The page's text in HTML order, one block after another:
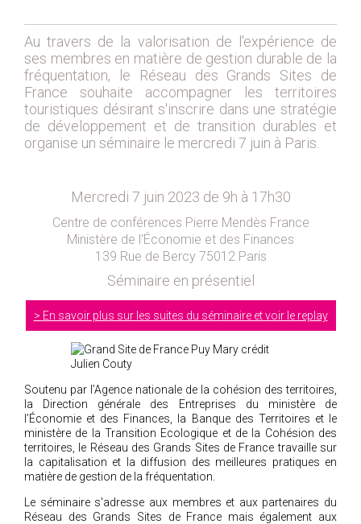
2021
2018
2017
2016
2015
2014
2006
Au travers de la valorisation de l'expérience de
ses membres en matière de gestion durable de la
fréquentation, le Réseau des Grands Sites de
France souhaite accompagner les territoires
touristiques désirant s'inscrire dans une stratégie
de développement et de transition durables et
organise un séminaire le mercredi 7 juin à Paris.
Mercredi 7 juin 2023 de 9h à 17h30
Centre de conférences Pierre Mendès France
Ministère de l'Économie et des Finances
139 Rue de Bercy 75012 Paris
Séminaire en présentiel
En savoir plus sur les suites du séminaire et voir le replay
Soutenu par l’Agence nationale de la cohésion des territoires,
la Direction générale des Entreprises du ministère de
l’Économie et des Finances, la Banque des Territoires et le
ministère de la Transition Ecologique et de la Cohésion des
territoires, le Réseau des Grands Sites de France travaille sur
la capitalisation et la diffusion des meilleures pratiques en
matière de gestion de la fréquentation.
Le séminaire s'adresse aux membres et aux partenaires du
Réseau des Grands Sites de France mais également aux